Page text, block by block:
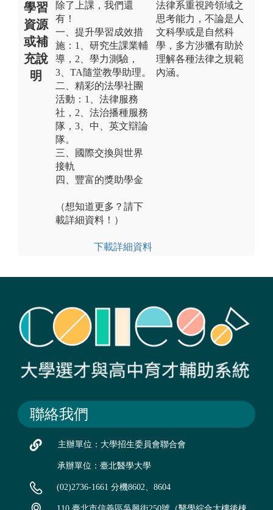
學習
資源
或補
充說
明
除了上課，我們還
有！
一、提升學習成效措
施：1、研究生課業輔
導，2、學力測驗，
3、TA隨堂教學助理。
二、精彩的法學社團
活動：1、法律服務
社，2、法治播種服務
隊，3、中、英文辯論
隊。
三、國際交換與世界
接軌
四、豐富的獎助學金
（想知道更多？請下
載詳細資料！）
下載詳細資料
法律系重視跨領域之
思考能力，不論是人
文科學或是自然科
學，多方涉獵有助於
理解各種法律之規範
內涵。
聯絡我們
主辦單位：大學招生委員會聯合會
承辦單位：臺北醫學大學
(02)2736-1661 分機8602、8604